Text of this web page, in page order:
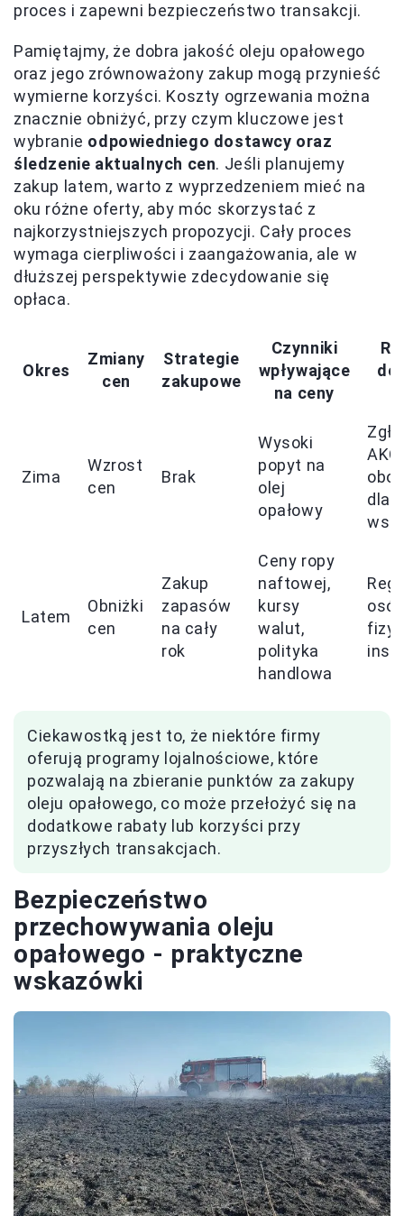
proces i zapewni bezpieczeństwo transakcji.
Pamiętajmy, że dobra jakość oleju opałowego
oraz jego zrównoważony zakup mogą przynieść
wymierne korzyści. Koszty ogrzewania można
znacznie obniżyć, przy czym kluczowe jest
wybranie odpowiedniego dostawcy oraz
śledzenie aktualnych cen. Jeśli planujemy
zakup latem, warto z wyprzedzeniem mieć na
oku różne oferty, aby móc skorzystać z
najkorzystniejszych propozycji. Cały proces
wymaga cierpliwości i zaangażowania, ale w
dłuższej perspektywie zdecydowanie się
opłaca.
Okres
Zmiany
cen
Strategie
zakupowe
Czynniki
wpływające
na ceny
Zima
Wzrost
cen
Brak
Wysoki
popyt na
olej
opałowy
dla
Latem
Obniżki
cen
Zakup
zapasów
na cały
rok
Ceny ropy
naftowej,
kursy
walut,
polityka
handlowa
Ciekawostką jest to, że niektóre firmy
oferują programy lojalnościowe, które
pozwalają na zbieranie punktów za zakupy
oleju opałowego, co może przełożyć się na
dodatkowe rabaty lub korzyści przy
przyszłych transakcjach.
Bezpieczeństwo
przechowywania oleju
opałowego - praktyczne
wskazówki